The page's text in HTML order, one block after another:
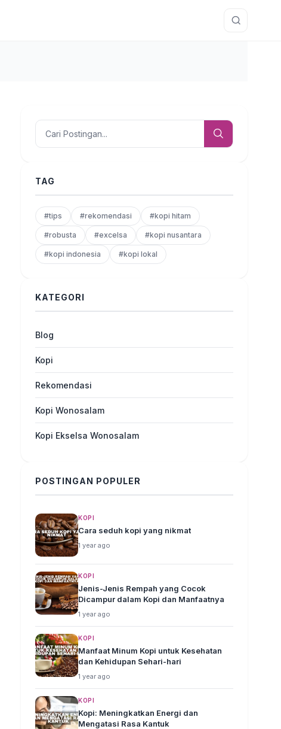
TAG
#tips #rekomendasi #kopi hitam
#robusta #excelsa #kopi nusantara
#kopi indonesia #kopi lokal
KATEGORI
Blog
Kopi
Rekomendasi
Kopi Wonosalam
Kopi Ekselsa Wonosalam
POSTINGAN POPULER
KOPI
Cara seduh kopi yang nikmat
1 year ago
KOPI
Jenis-Jenis Rempah yang Cocok
Dicampur dalam Kopi dan Manfaatnya
1 year ago
KOPI
Manfaat Minum Kopi untuk Kesehatan
dan Kehidupan Sehari-hari
1 year ago
KOPI
Kopi: Meningkatkan Energi dan
Mengatasi Rasa Kantuk